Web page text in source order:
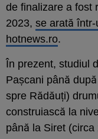
de finalizare a fost
2023, se arată
hotnews.ro.
În prezent, studiul
Pașcani până
spre Rădăuți)
construiască la
până la Siret